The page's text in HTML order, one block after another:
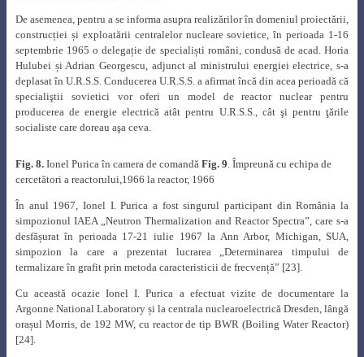
De asemenea, pentru a se informa asupra realizărilor în domeniul proiectării,
construcției și exploatării centralelor nucleare sovietice, în perioada 1-16
septembrie 1965 o delegație de specialiști români, condusă de acad. Horia
Hulubei și Adrian Georgescu, adjunct al ministrului energiei electrice, s-a
deplasat în U.R.S.S. Conducerea U.R.S.S. a afirmat încă din acea perioadă că
specialiştii sovietici vor oferi un model de reactor nuclear pentru
producerea de energie electrică atât pentru U.R.S.S., cât şi pentru ţările
socialiste care doreau aşa ceva.
Fig. 8.Ionel Purica în camera de comandă Fig. 9 . Împreună cu echipa de
cercetători a reactorului,1966 la reactor, 1966
În anul 1967, Ionel I. Purica a fost singurul participant din România la
simpozionul IAEA „Neutron Thermalization and Reactor Spectra”, care s-a
desfășurat în perioada 17-21 iulie 1967 la Ann Arbor, Michigan, SUA,
simpozion la care a prezentat lucrarea „Determinarea timpului de
termalizare în grafit prin metoda caracteristicii de frecvență” [23].
Cu această ocazie Ionel I. Purica a efectuat vizite de documentare la
Argonne National Laboratory și la centrala nuclearoelectrică Dresden, lângă
orașul Morris, de 192 MW, cu reactor de tip BWR (Boiling Water Reactor)
[24].